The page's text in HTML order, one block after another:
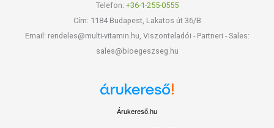
Telefon: +36-1-255-0555
Cím: 1184 Budapest, Lakatos út 36/B
Email: rendeles@multi-vitamin.hu, Viszonteladói - Partneri - Sales:
sales@bioegeszseg.hu
Árukereső.hu